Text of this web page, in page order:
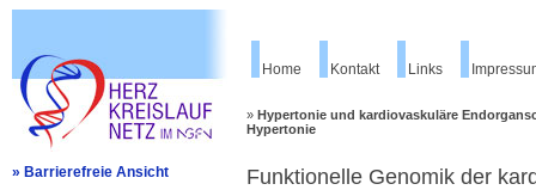
» Barrierefreie Ansicht
Home Kontakt Links
» Hypertonie und kardiovaskuläre
Hypertonie
Funktionelle Genomik der